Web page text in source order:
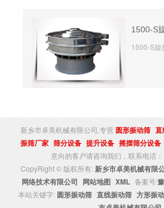
1500-S
1500-S旋
新乡市卓美机械有限公司,专营 圆形振动筛 直
振筛厂家 筛分设备 提升设备 摇摆筛分设备
意向的客户请咨询我们，联系电话：
CopyRight © 版权所有:新乡市卓美机械有限
网络技术有限公司 网站地图 XML 备案号:
本站关键字: 圆形振动筛 直线振动筛 方形振